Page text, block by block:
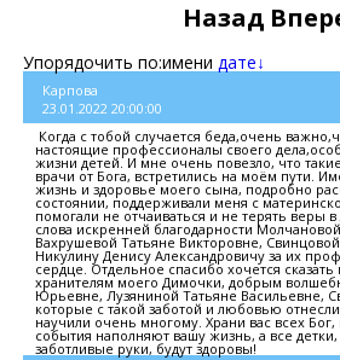
Назад
Упорядочить по:имени дате↓
Карпова
23.01.2022 20:00:00
Когда с тобой случается беда,очень
настоящие профессионалы своего
жизни детей. И мне очень повезло, что
врачи от Бога, встретились на моём пути.
жизнь и здоровье моего сына, подробно
состоянии, поддерживали меня с
помогали не отчаиваться и не терять веры
слова искренней благодарности
Вахрушевой Татьяне Викторовне,
Никулину Денису Александровичу за их
сердце. Отдельное спасибо хочется
хранителям моего Димочки, добрым
Юрьевне, Лузяниной Татьяне Васильевне,
которые с такой заботой и любовью
научили очень многому. Храни вас всех Бог,
события наполняют вашу жизнь, а все
заботливые руки, будут здоровы!